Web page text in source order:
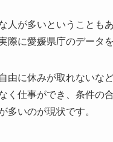
人が多いということも
際に愛媛県庁のデータ
由に休みが取れないな
く仕事ができ、条件の
多いのが現状です。